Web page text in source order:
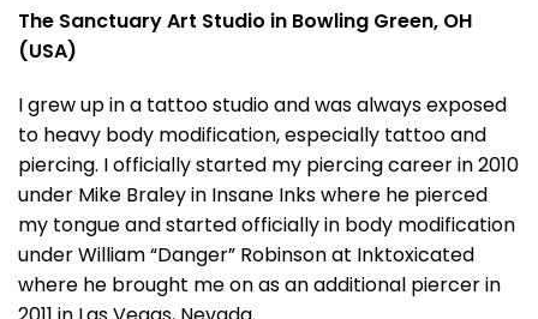
The Sanctuary Art Studio in Bowling Green, OH
(USA)
I grew up in a tattoo studio and was always exposed
to heavy body modification, especially tattoo and
piercing. I officially started my piercing career in 2010
under Mike Braley in Insane Inks where he pierced
my tongue and started officially in body modification
under William “Danger” Robinson at Inktoxicated
where he brought me on as an additional piercer in